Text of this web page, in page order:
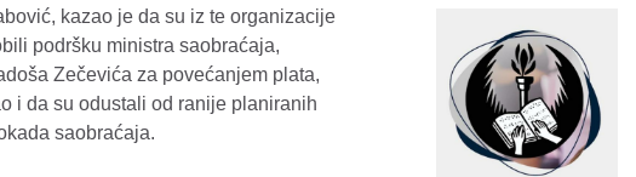
kazao je da su iz te organizacije
podršku ministra saobraćaja,
Zečevića za povećanjem plata,
i da su odustali od ranije planiranih
saobraćaja.